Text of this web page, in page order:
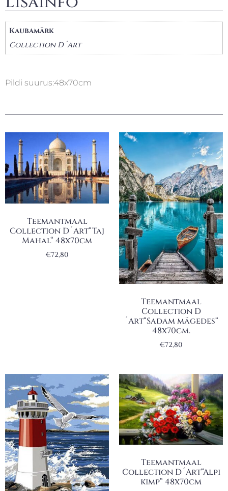
Kaubamärk
Collection D´Art
Pildi suurus:48x70cm
Teemantmaal
Collection D´Art“Taj
Mahal“ 48x70cm
€72,80
Teemantmaal
Collection D
´Art“Sadam mägedes“
48x70cm.
€72,80
Teemantmaal
Collection D´Art“Alpi
kimp“ 48x70cm